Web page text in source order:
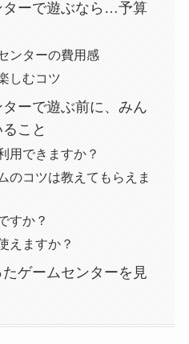
ターで遊ぶなら…予算
ンターの費用感
しむコツ
ーで遊ぶ前に、みん
こと
用できますか？
のコツは教えてもらえま
すか？
えますか？
ゲームセンターを見